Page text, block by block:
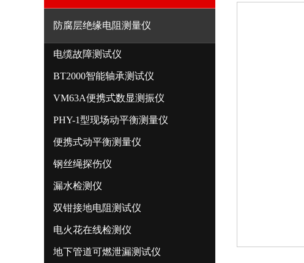
防腐层绝缘电阻测量仪
电缆故障测试仪
BT2000智能轴承测试仪
VM63A便携式数显测振仪
PHY-1型现场动平衡测量仪
便携式动平衡测量仪
钢丝绳探伤仪
漏水检测仪
双钳接地电阻测试仪
电火花在线检测仪
地下管道可燃泄漏测试仪